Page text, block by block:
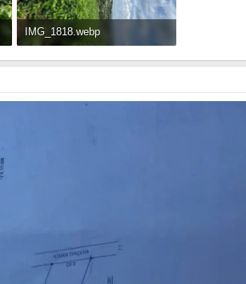
IMG_1818.webp
196.7 KB · Đọc: 33